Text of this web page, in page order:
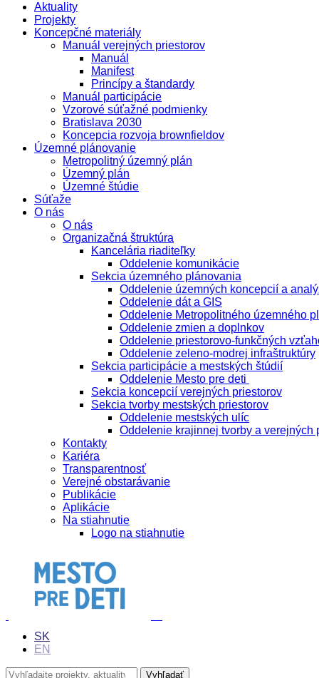
Aktuality
Projekty
Koncepčné materiály
Manuál verejných priestorov
Manuál
Manifest
Princípy a štandardy
Manuál participácie
Vzorové súťažné podmienky
Bratislava 2030
Koncepcia rozvoja brownfieldov
Územné plánovanie
Metropolitný územný plán
Územný plán
Územné štúdie
Súťaže
O nás
O nás
Organizačná štruktúra
Kancelária riaditeľky
Oddelenie komunikácie
Sekcia územného plánovania
Oddelenie územných koncepcií a
Oddelenie dát a GIS
Oddelenie Metropolitného územného
Oddelenie zmien a doplnkov
Oddelenie priestorovo-funkčných
Oddelenie zeleno-modrej infraštruktúry
Sekcia participácie a mestských štúdií
Oddelenie Mesto pre deti
Sekcia koncepcií verejných priestorov
Sekcia tvorby mestských priestorov
Oddelenie mestských ulíc
Oddelenie krajinnej tvorby a verejných
Kontakty
Kariéra
Transparentnosť
Verejné obstarávanie
Publikácie
Aplikácie
Na stiahnutie
Logo na stiahnutie
SK
EN